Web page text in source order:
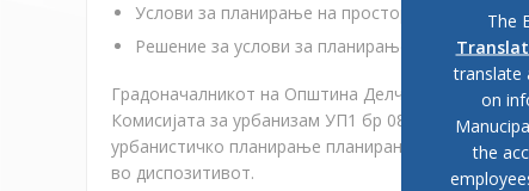
Услови за планирање на просторот тех.бр.
Решение за услови за планирање УП1-15 1106/
Градоначалникот на Општина Делчево по
Комисијата за урбанизам УП1 бр 08-10 од
урбанистичко планирање планирање ( Службен
во диспозитивот.
The
translate
on
the